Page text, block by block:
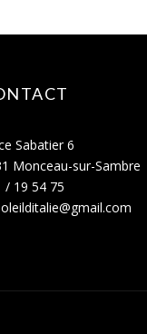
Sabatier 6
Monceau-sur-Sambre
/ 19 54 75